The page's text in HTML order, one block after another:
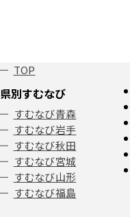
TOP
県別すむなび
すむなび青森
すむなび岩手
すむなび秋田
すむなび宮城
すむなび山形
すむなび福島